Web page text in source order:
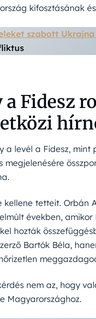
kifosztásának
szabott
Fidesz
levél a Fidesz, mint
tetteit. Orbán
években,
hozták
Bartók Béla,
nem az, hogy
Magyarországhoz.